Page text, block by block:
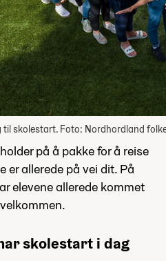
til skolestart. Foto: Nordhordland
på å pakke for å reise
er allerede på vei dit. På
elevene allerede kommet
skolestart i dag